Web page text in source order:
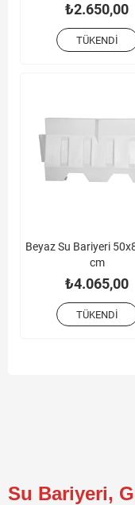
₺2.650,00
TÜKENDI
Beyaz Su Bariyeri
cm
₺4.065,00
TÜKENDI
Su Bariyeri,